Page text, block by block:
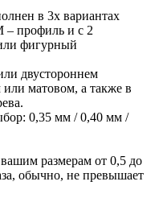
в 3х вариантах
профиль и с 2
фигурный
двустороннем
матовом, а также в
0,35 мм / 0,40 мм /
размерам от 0,5 до
обычно, не превышает